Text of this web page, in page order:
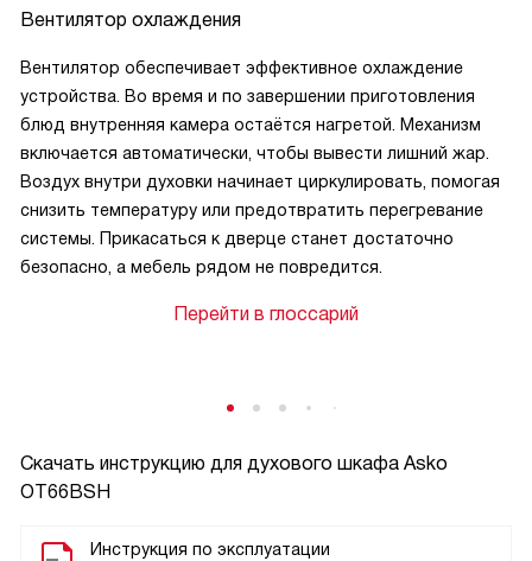
Скачать инструкцию для духового шкафа Asko
OT66BSH
Инструкция по эксплуатации
Вентилятор охлаждения
Вентилятор обеспечивает эффективное охлаждение
устройства. Во время и по завершении приготовления
блюд внутренняя камера остаётся нагретой. Механизм
включается автоматически, чтобы вывести лишний жар.
Воздух внутри духовки начинает циркулировать, помогая
снизить температуру или предотвратить перегревание
системы. Прикасаться к дверце станет достаточно
безопасно, а мебель рядом не повредится.
Перейти в глоссарий